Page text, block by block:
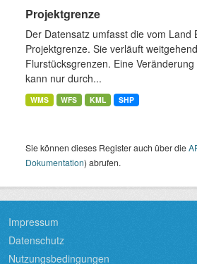
Projektgrenze
Der Datensatz umfasst die vom Land
Projektgrenze. Sie verläuft
Flurstücksgrenzen. Eine
kann nur durch...
WMS WFS KML SHP
Sie können dieses Register auch über die
Dokumentation) abrufen.
Impressum
Datenschutz
Nutzungsbedingungen